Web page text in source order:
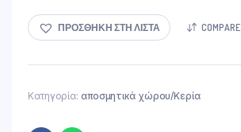
ΠΡΟΣΘΉΚΗ ΣΤΗ ΛΊΣΤΑ COMPARE
Κατηγορία: αποσμητικά χώρου/Κερία